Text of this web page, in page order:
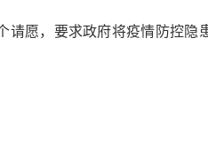
请愿，要求政府将疫情防控隐